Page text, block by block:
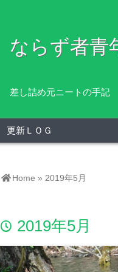
ならず者青
差し詰め元ニートの手記
更新ＬＯＧ
Home » 2019年5月
time 2019年5月